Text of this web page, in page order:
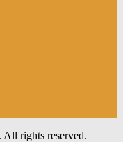
. All rights reserved.